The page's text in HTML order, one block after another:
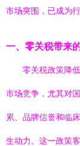
市场突围，已成为
一、零关税带来
零关税政策降
市场竞争，尤其对
累、品牌信誉和临
生动力。这一政策